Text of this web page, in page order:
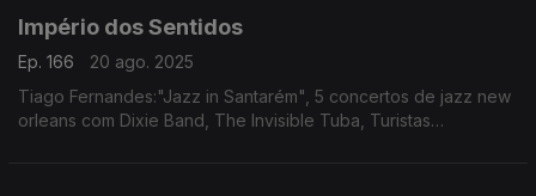
Império dos Sentidos
Ep. 166
20 ago. 2025
Tiago Fernandes:"Jazz in Santarém", 5 concertos de jazz new
orleans com Dixie Band, The Invisible Tuba, Turistas